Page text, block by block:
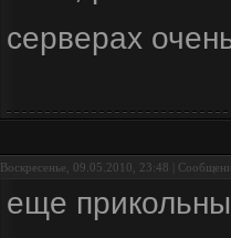
серверах
Воскресенье, 09.05.2010, 23:48 |
еще